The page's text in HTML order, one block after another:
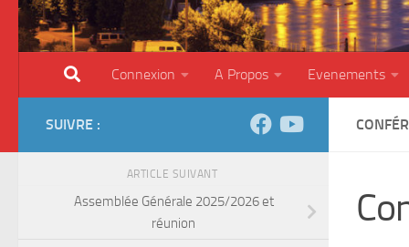
Connexion A Propos Evenements
SUIVRE :
ARTICLE SUIVANT
Assemblée Générale 2025/2026 et
réunion